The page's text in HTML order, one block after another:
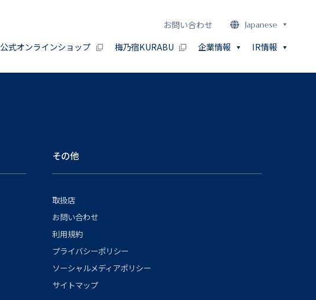
お問い合わせ Japanese
公式オンラインショップ 梅乃宿KURABU 企業情報 IR情報
その他
取扱店
お問い合わせ
利用規約
プライバシーポリシー
ソーシャルメディアポリシー
サイトマップ